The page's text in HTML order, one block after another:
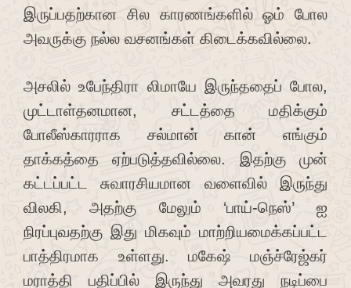
இருப்பதற்கான சில காரணங்களில் ஓம் போல
அவருக்கு நல்ல வசனங்கள் கிடைக்கவில்லை.
அசலில் உபேந்திரா லிமாயே இருந்ததைப் போல,
முட்டாள்தனமான, சட்டத்தை மதிக்கும்
போலீஸ்காரராக சல்மான் கான் எங்கும்
தாக்கத்தை ஏற்படுத்தவில்லை. இதற்கு முன்
கட்டப்பட்ட சுவாரசியமான வளைவில் இருந்து
விலகி, அதற்கு மேலும் ‘பாய்-நெஸ்’ ஐ
நிரப்புவதற்கு இது மிகவும் மாற்றியமைக்கப்பட்ட
பாத்திரமாக உள்ளது. மகேஷ் மஞ்ச்ரேஜ்கர்
மராத்தி பதிப்பில் இருந்து அவரது நடிப்பை